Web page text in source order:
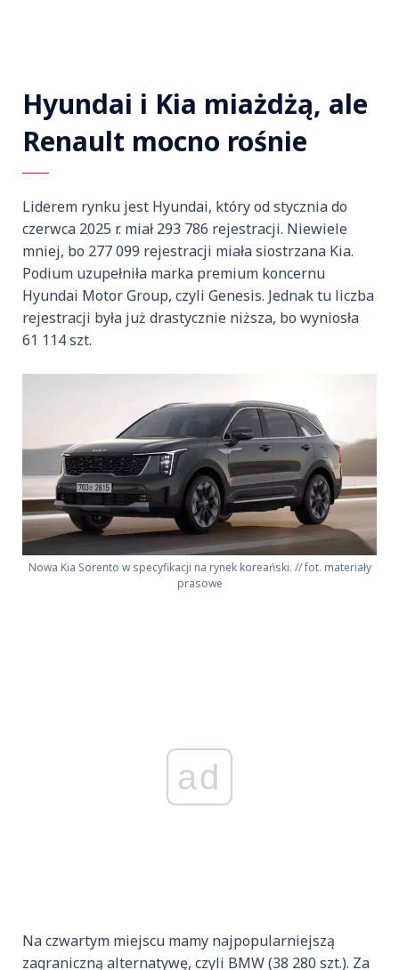
Hyundai i Kia miażdżą, ale
Renault mocno rośnie
Liderem rynku jest Hyundai, który od stycznia do
czerwca 2025 r. miał 293 786 rejestracji. Niewiele
mniej, bo 277 099 rejestracji miała siostrzana Kia.
Podium uzupełniła marka premium koncernu
Hyundai Motor Group, czyli Genesis. Jednak tu liczba
rejestracji była już drastycznie niższa, bo wyniosła
61 114 szt.
Nowa Kia Sorento w specyfikacji na rynek koreański. // fot. materiały
prasowe
ad
Na czwartym miejscu mamy najpopularniejszą
zagraniczną alternatywę, czyli BMW (38 280 szt.). Za